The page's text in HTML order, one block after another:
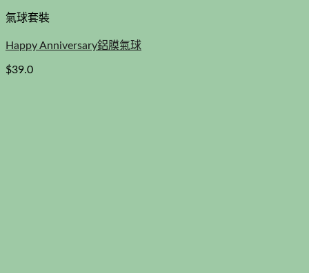
氣球套裝
Happy Anniversary鋁膜氣球
$39.0